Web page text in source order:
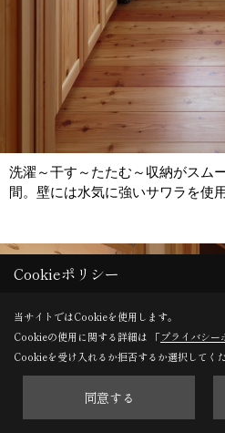
洗濯～干す～たたむ～収納がスム
間。壁には水気に強いサワラを使用
Cookieポリシー
当サイトではCookieを使用します。
Cookieの使用に関する詳細は 「プライバシー
Cookieを受け入れるか拒否するか選択してくだ
同意する